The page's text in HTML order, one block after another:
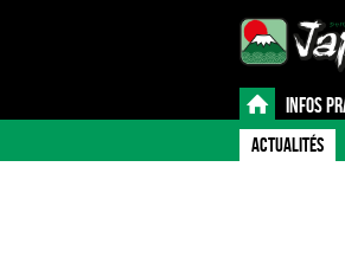
INFOS
ACTUALITÉS